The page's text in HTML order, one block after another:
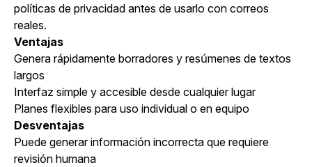
políticas de privacidad antes de usarlo con correos
reales.
Ventajas
Genera rápidamente borradores y resúmenes de textos
largos
Interfaz simple y accesible desde cualquier lugar
Planes flexibles para uso individual o en equipo
Desventajas
Puede generar información incorrecta que requiere
revisión humana